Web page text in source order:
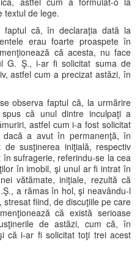
textul de lege.
faptul că, în declaraţia dată la
erau foarte proaspete în
că acesta, nu face
G. Ş., i-ar fi solicitat suma de
astfel cum a precizat astăzi, în
observa faptul că, la urmărire
că unul dintre inculpaţi a
astfel cum i-a fost solicitat
a avut în permanenţă, în
susţinerea iniţială, respectiv
sufragerie, referindu-se la cea
în imobil, şi unul ar fi intrat în
vătămate, iniţiale, rezultă că
a rămas în hol, şi neavându-l
fiind, de discuţiile pe care
că există serioase
de astăzi, cum că, în
că i-ar fi solicitat toţi trei acest